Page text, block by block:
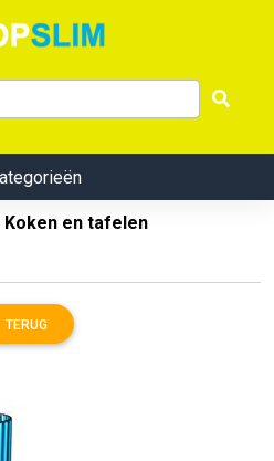
Koken en tafelen
TERUG